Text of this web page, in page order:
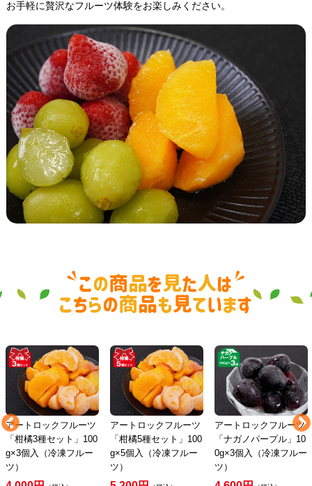
お手軽に贅沢なフルーツ体験をお楽しみください。
アートロックフルーツ
「柑橘3種セット」100
g×3個入（冷凍フルー
ツ）
アートロックフルーツ
「柑橘5種セット」100
g×5個入（冷凍フルー
ツ）
アートロックフルーツ
「ナガノパープル」10
0g×3個入（冷凍フルー
ツ）